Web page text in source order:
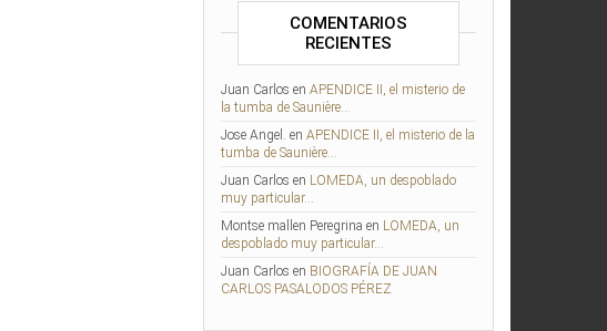
COMENTARIOS
RECIENTES
Juan Carlos en APENDICE II, el misterio de
la tumba de Saunière…
Jose Angel. en APENDICE II, el misterio de la
tumba de Saunière…
Juan Carlos en LOMEDA, un despoblado
muy particular…
Montse mallen Peregrina en LOMEDA, un
despoblado muy particular…
Juan Carlos en BIOGRAFÍA DE JUAN
CARLOS PASALODOS PÉREZ